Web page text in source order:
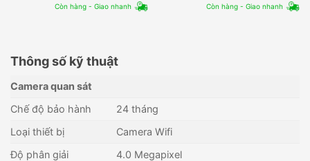
Còn hàng - Giao nhanh Còn hàng - Giao nhanh
Thông số kỹ thuật
Camera quan sát
Chế độ bảo hành
24 tháng
Loại thiết bị
Camera Wifi
Độ phân giải
4.0 Megapixel